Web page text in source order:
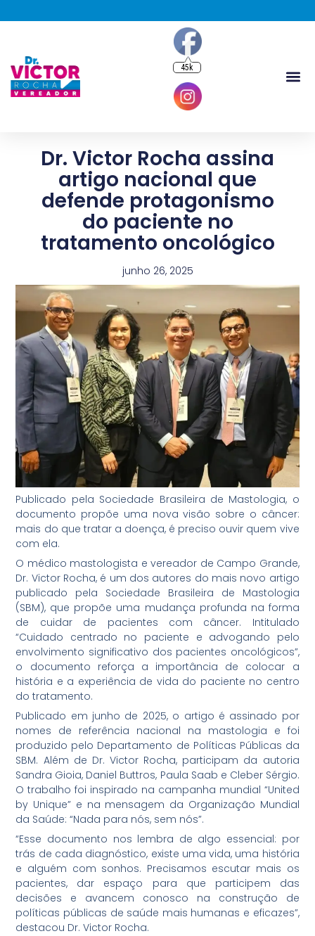
Dr. Victor Rocha assina
artigo nacional que
defende protagonismo
do paciente no
tratamento oncológico
junho 26, 2025
Publicado pela Sociedade Brasileira de Mastologia, o
documento propõe uma nova visão sobre o câncer:
mais do que tratar a doença, é preciso ouvir quem vive
com ela.
O médico mastologista e vereador de Campo Grande,
Dr. Victor Rocha, é um dos autores do mais novo artigo
publicado pela Sociedade Brasileira de Mastologia
(SBM), que propõe uma mudança profunda na forma
de cuidar de pacientes com câncer. Intitulado
“Cuidado centrado no paciente e advogando pelo
envolvimento significativo dos pacientes oncológicos”,
o documento reforça a importância de colocar a
história e a experiência de vida do paciente no centro
do tratamento.
Publicado em junho de 2025, o artigo é assinado por
nomes de referência nacional na mastologia e foi
produzido pelo Departamento de Políticas Públicas da
SBM. Além de Dr. Victor Rocha, participam da autoria
Sandra Gioia, Daniel Buttros, Paula Saab e Cleber Sérgio.
O trabalho foi inspirado na campanha mundial “United
by Unique” e na mensagem da Organização Mundial
da Saúde: “Nada para nós, sem nós”.
“Esse documento nos lembra de algo essencial: por
trás de cada diagnóstico, existe uma vida, uma história
e alguém com sonhos. Precisamos escutar mais os
pacientes, dar espaço para que participem das
decisões e avancem conosco na construção de
políticas públicas de saúde mais humanas e eficazes”,
destacou Dr. Victor Rocha.
45k